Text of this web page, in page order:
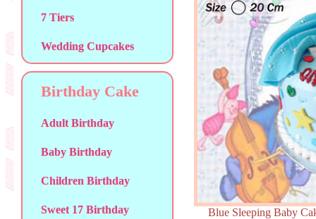
7 Tiers
Wedding Cupcakes
Birthday Cake
Adult Birthday
Baby Birthday
Children Birthday
Sweet 17 Birthday Blue Sleeping